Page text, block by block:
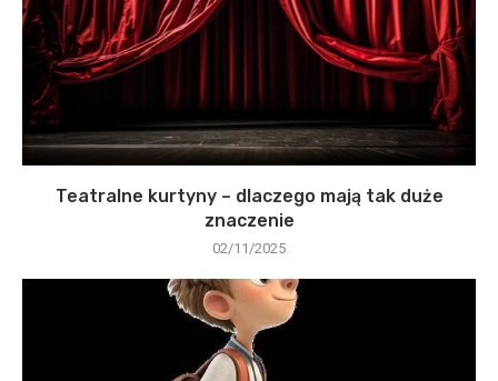
Teatralne kurtyny – dlaczego mają tak duże
znaczenie
02/11/2025